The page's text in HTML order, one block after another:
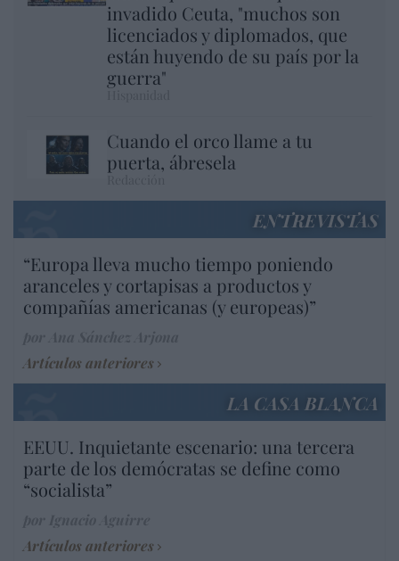
invadido Ceuta, "muchos son
licenciados y diplomados, que
están huyendo de su país por la
guerra"
Cuando el orco llame a tu
puerta, ábresela
ENTREVISTAS
“Europa lleva mucho tiempo poniendo
aranceles y cortapisas a productos y
compañías americanas (y europeas)”
Artículos anteriores
LA CASA BLANCA
EEUU. Inquietante escenario: una tercera
parte de los demócratas se define como
“socialista”
Artículos anteriores